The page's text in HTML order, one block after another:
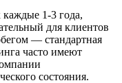
1-3 года,
для клиентов
— стандартная
часто имеют
состояния.